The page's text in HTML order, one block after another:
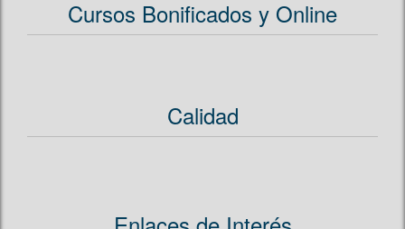
Cursos Bonificados y Online
Calidad